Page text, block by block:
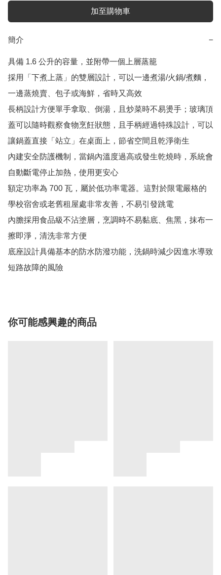
加至購物車
簡介 −
具備 1.6 公升的容量，並附帶一個上層蒸籠
採用「下煮上蒸」的雙層設計，可以一邊煮湯/火鍋/煮麵，
一邊蒸燒賣、包子或海鮮，省時又高效
長柄設計方便單手拿取、倒湯，且炒菜時不易燙手；玻璃頂
蓋可以隨時觀察食物烹飪狀態，且手柄經過特殊設計，可以
讓鍋蓋直接「站立」在桌面上，節省空間且乾淨衛生
內建安全防護機制，當鍋內溫度過高或發生乾燒時，系統會
自動斷電停止加熱，使用更安心
額定功率為 700 瓦，屬於低功率電器。這對於限電嚴格的
學校宿舍或老舊租屋處非常友善，不易引發跳電
內膽採用食品級不沾塗層，烹調時不易黏底、焦黑，抹布一
擦即淨，清洗非常方便
底座設計具備基本的防水防潑功能，洗鍋時減少因進水導致
短路故障的風險
你可能感興趣的商品